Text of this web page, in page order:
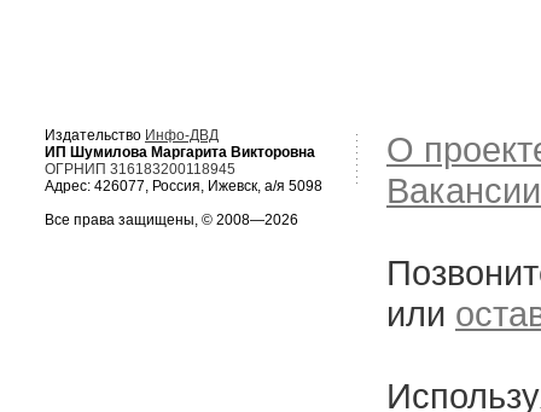
Издательство Инфо-ДВД
ИП Шумилова Маргарита Викторовна
ОГРНИП 316183200118945
Адрес: 426077, Россия, Ижевск, а/я 5098
Все права защищены, © 2008—2026
О
Вакансии
или